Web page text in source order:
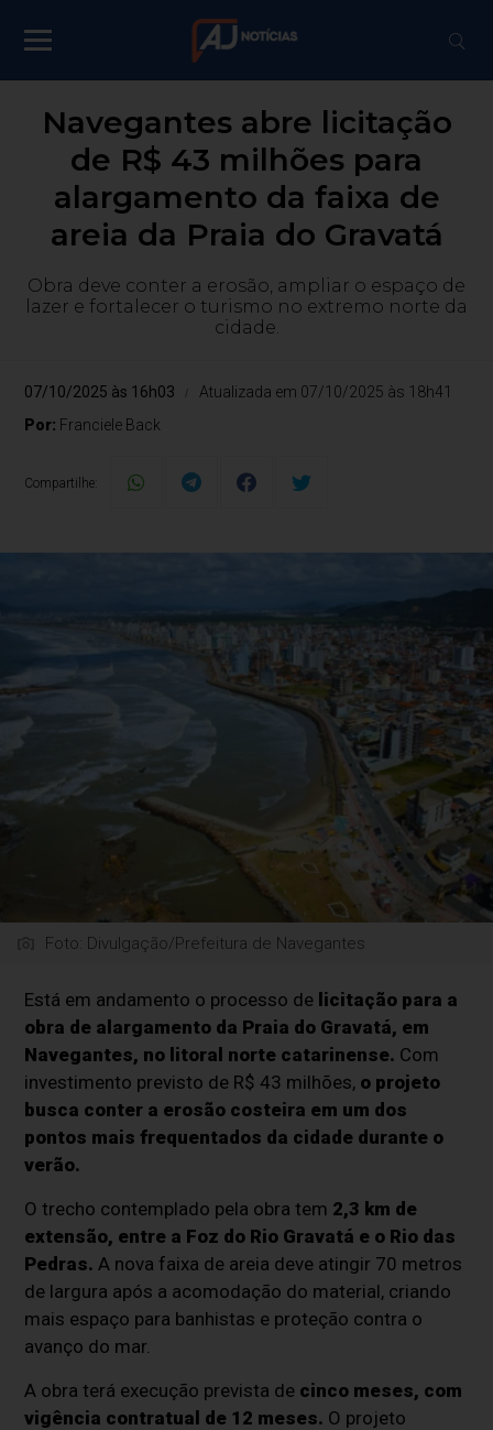
Navegantes abre licitação
de R$ 43 milhões para
alargamento da faixa de
areia da Praia do Gravatá
Obra deve conter a erosão, ampliar o espaço de
lazer e fortalecer o turismo no extremo norte da
cidade.
07/10/2025 às 16h03
Atualizada em 07/10/2025 às 18h41
Por: Franciele Back
Compartilhe:
Foto: Divulgação/Prefeitura de Navegantes
Está em andamento o processo de licitação para a
obra de alargamento da Praia do Gravatá, em
Navegantes, no litoral norte catarinense. Com
investimento previsto de R$ 43 milhões, o projeto
busca conter a erosão costeira em um dos
pontos mais frequentados da cidade durante o
verão.
O trecho contemplado pela obra tem 2,3 km de
extensão, entre a Foz do Rio Gravatá e o Rio das
Pedras. A nova faixa de areia deve atingir 70 metros
de largura após a acomodação do material, criando
mais espaço para banhistas e proteção contra o
avanço do mar.
A obra terá execução prevista de cinco meses, com
vigência contratual de 12 meses. O projeto